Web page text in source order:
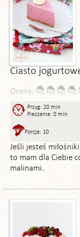
Ciasto
Ocena:
Przyg: 20 min
Pieczenie: 0 min
Porcje: 10
Jeśli jesteś
to mam dla Ciebie
malinami.